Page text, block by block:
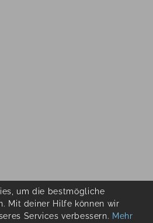
um die bestmögliche
Mit deiner Hilfe können wir
Services verbessern. Mehr